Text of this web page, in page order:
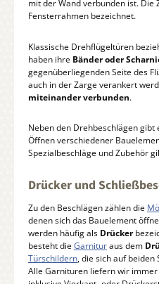
mit der Wand verbunden ist. Die
Fensterrahmen bezeichnet.
Klassische Drehflügeltüren
haben ihre Bänder oder
gegenüberliegenden Seite des
auch in der Zarge verankert
miteinander verbunden.
Neben den Drehbeschlägen
Öffnen verschiedener
Spezialbeschläge und Zubehör
Drücker und
Zu den Beschlägen zählen die
denen sich das Bauelement
werden häufig als Drücker
besteht die Garnituraus dem
Türschildern, die sich auf
Alle Garnituren liefern wir